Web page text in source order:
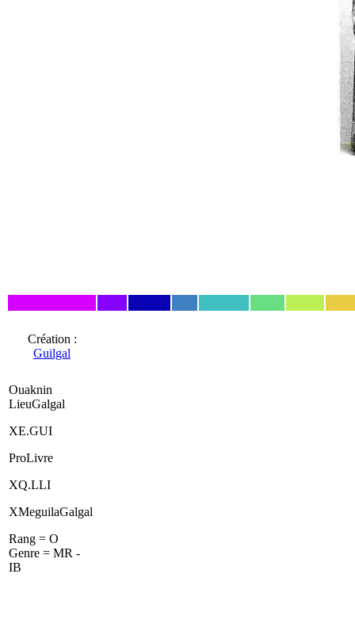
Création :
Guilgal
Ouaknin
LieuGalgal
XE.GUI
ProLivre
XQ.LLI
XMeguilaGalgal
Rang = O
Genre = MR -
IB